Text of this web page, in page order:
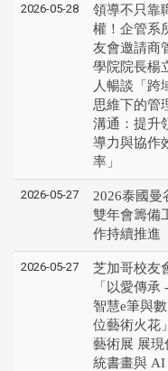
2026-05-28
領導不只靠
權！企管系
友會邀請商
學院院長楊
人暢談「跨
思維下的管
溝通：提升
導力與協作
率」
2026-05-27
2026泰國曼
雙年會籌備
作持續推進
2026-05-27
芝加哥校友
「以愛傳承 -
智慧e筆與數
位藝術火花」
藝術展 展現
統書畫與 AI